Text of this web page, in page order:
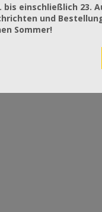
bis einschließlich 23.
und
Sommer!